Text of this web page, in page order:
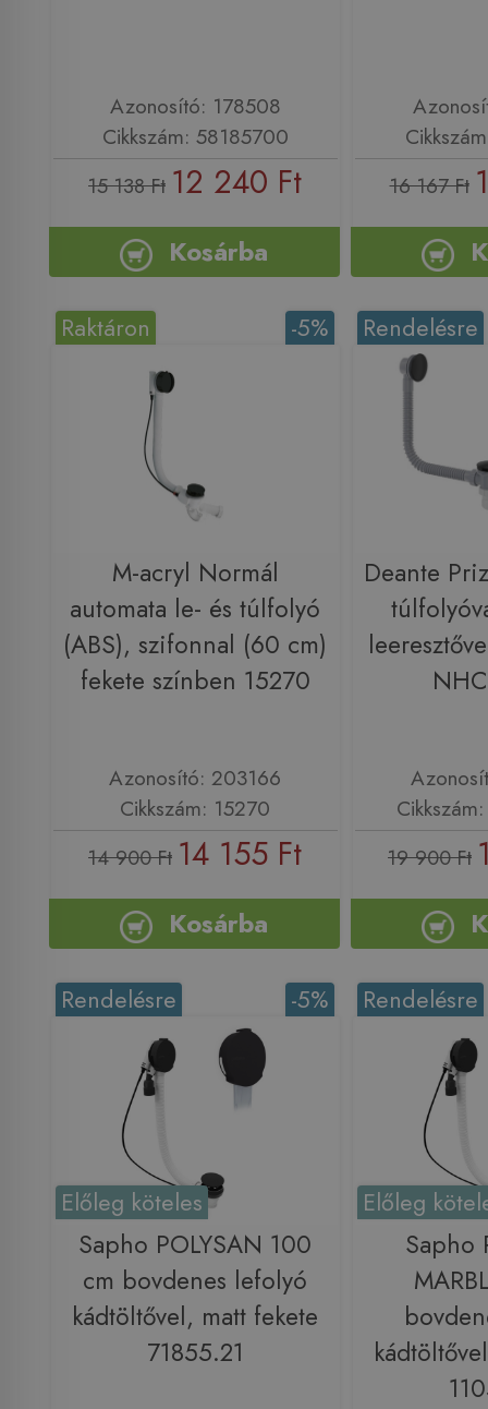
Azonosító: 178508
Cikkszám: 58185700
15 138 Ft 12 240 Ft
Kosárba
16 167 Ft
-5%
Raktáron
M-acryl Normál
automata le- és túlfolyó
(ABS), szifonnal (60 cm)
fekete színben 15270
Azonosító: 203166
Cikkszám: 15270
14 900 Ft 14 155 Ft
Kosárba
Rendelésre
Deante
19 900 Ft
-5%
Rendelésre
Előleg köteles
Sapho POLYSAN 100
cm bovdenes lefolyó
kádtöltővel, matt fekete
71855.21
Rendelésre
Előleg
Sapho